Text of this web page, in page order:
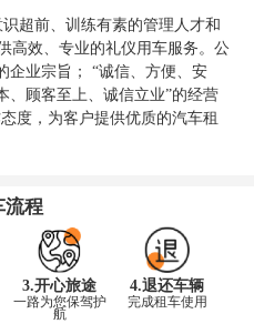
超前、训练有素的管理人才和
高效、专业的礼仪用车服务。公
企业宗旨； “诚信、方便、安
、顾客至上、诚信立业”的经营
度，为客户提供优质的汽车租
流程
3.开心旅途
一路为您保驾护
航
4.退还车辆
完成租车使用